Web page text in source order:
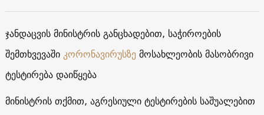
ჯანდაცვის მინისტრის განცხადებით, საჭიროების
შემთხვევაშიკორონავირუსზემოსახლეობის მასობრივი
ტესტირება დაიწყება
მინისტრის თქმით, აგრესიული ტესტირების საშუალებით